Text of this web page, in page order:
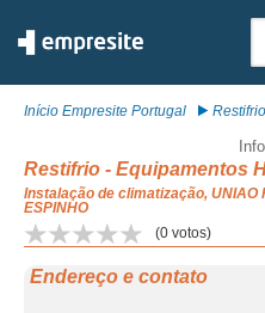
Início Empresite Portugal
Restifrio - Equipamentos
Instalação de climatização, UNIAO
ESPINHO
(0 votos)
Endereço e contato